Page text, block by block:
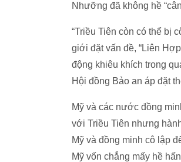
Nhưỡng đã không hề
“Triều Tiên còn có thể bị
giới đặt vấn đề, “Liên
động khiêu khích trong
Hội đồng Bảo an áp đặt
Mỹ và các nước đồng
với Triều Tiên nhưng
Mỹ và đồng minh cô lập
Mỹ vốn chẳng mấy hề